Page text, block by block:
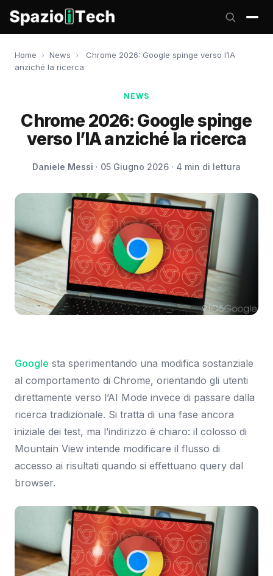
Home › News ›
Chrome 2026: Google spinge verso l’IA
anziché la ricerca
NEWS
Chrome 2026: Google spinge
verso l’IA anziché la ricerca
Daniele Messi · 05 Giugno 2026 · 4 min di lettura
Google sta sperimentando una modifica sostanziale
al comportamento di Chrome, orientando gli utenti
direttamente verso l’AI Mode invece di passare dalla
ricerca tradizionale. Si tratta di una fase ancora
iniziale dei test, ma l’indirizzo è chiaro: il colosso di
Mountain View intende modificare il flusso di
accesso ai risultati quando si effettuano query dal
browser.